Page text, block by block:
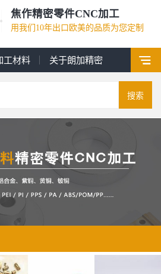
焦作精密零件CNC加工
用我们10年出口欧美的品质为您定制
工材料 关于朗加精密
搜索